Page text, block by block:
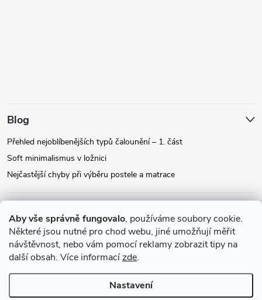
Aby vše správně fungovalo, používáme soubory cookie.
Některé jsou nutné pro chod webu, jiné umožňují měřit
návštěvnost, nebo vám pomocí reklamy zobrazit tipy na
další obsah. Více informacízde.
Nastavení
Blog
Přehled nejoblíbenějších typů čalounění – 1. část
Soft minimalismus v ložnici
Nejčastější chyby při výběru postele a matrace
Instagram
Copyright 2026Relax-postele.cz. Všechna práva vyhrazena.Upravit